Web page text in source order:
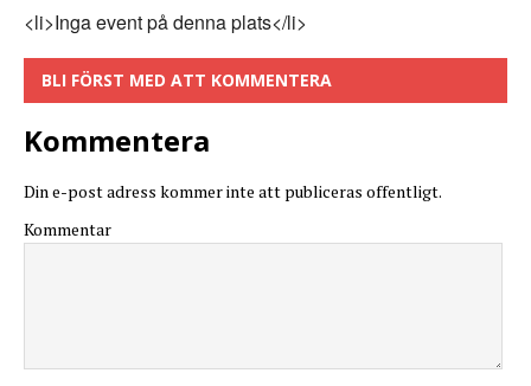
<li>Inga event på denna plats</li>
BLI FÖRST MED ATT KOMMENTERA
Kommentera
Din e-post adress kommer inte att publiceras offentligt.
Kommentar